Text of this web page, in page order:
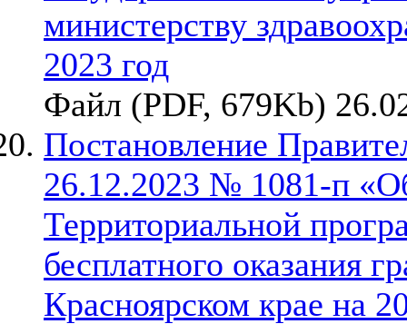
министерству
2023 год
Файл (PDF, 679Kb)
Постановление
26.12.2023 № 1081-п
Территориальной
бесплатного оказания
Красноярском крае на